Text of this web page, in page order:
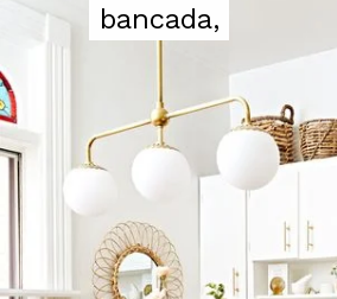
bancada,
bancada,